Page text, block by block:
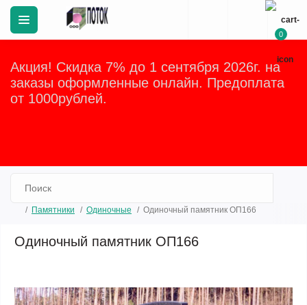
Акция! Скидка 7% до 1 сентября 2026г. на
заказы оформленные онлайн. Предоплата
от 1000рублей.
0
Памятники Одиночные Одиночный памятник ОП166
Одиночный памятник ОП166